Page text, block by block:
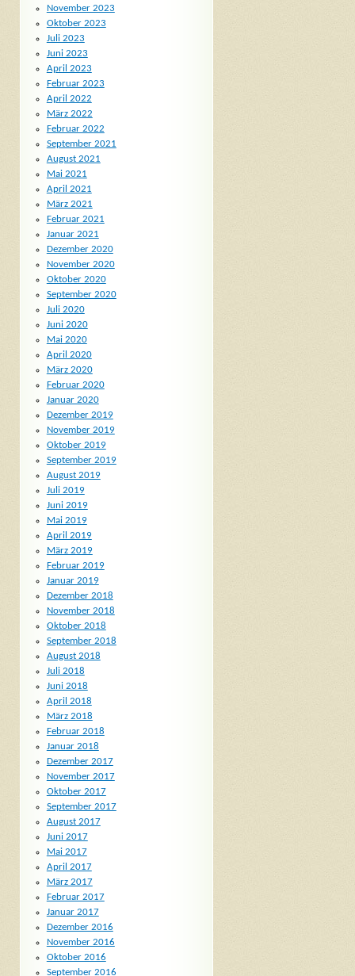
November 2023
Oktober 2023
Juli 2023
Juni 2023
April 2023
Februar 2023
April 2022
März 2022
Februar 2022
September 2021
August 2021
Mai 2021
April 2021
März 2021
Februar 2021
Januar 2021
Dezember 2020
November 2020
Oktober 2020
September 2020
Juli 2020
Juni 2020
Mai 2020
April 2020
März 2020
Februar 2020
Januar 2020
Dezember 2019
November 2019
Oktober 2019
September 2019
August 2019
Juli 2019
Juni 2019
Mai 2019
April 2019
März 2019
Februar 2019
Januar 2019
Dezember 2018
November 2018
Oktober 2018
September 2018
August 2018
Juli 2018
Juni 2018
April 2018
März 2018
Februar 2018
Januar 2018
Dezember 2017
November 2017
Oktober 2017
September 2017
August 2017
Juni 2017
Mai 2017
April 2017
März 2017
Februar 2017
Januar 2017
Dezember 2016
November 2016
Oktober 2016
September 2016